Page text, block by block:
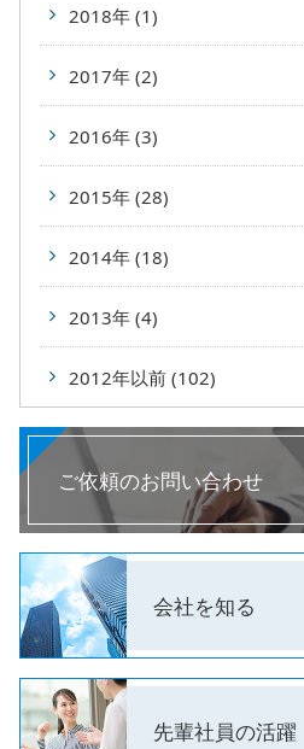
2018年 (1)
2017年 (2)
2016年 (3)
2015年 (28)
2014年 (18)
2013年 (4)
2012年以前 (102)
ご依頼のお問い合わせ
会社を知る
先輩社員の活躍